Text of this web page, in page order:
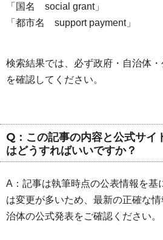
「国名 social grant」
「都市名 support payment」
検索結果では、必ず政府・自治体
を確認してください。
Q：この記事の内容と公式サイ
はどうすればいいですか？
A：記事は執筆時点の公表情報を基
は変更が多いため、最新の正確な
治体の公式発表をご確認ください。